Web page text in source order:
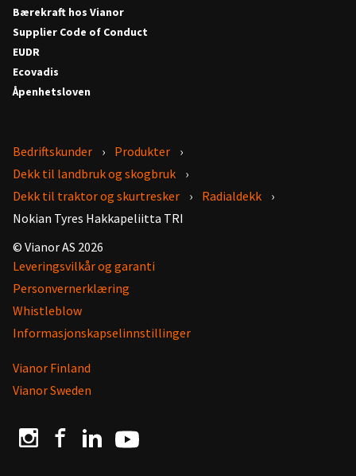
Bærekraft hos Vianor
Supplier Code of Conduct
EUDR
Ecovadis
Åpenhetsloven
Bedriftskunder
Produkter
Dekk til landbruk og skogbruk
Dekk til traktor og skurtresker
Radialdekk
Nokian Tyres Hakkapeliitta TRI
© Vianor AS 2026
Leveringsvilkår og garanti
Personvernerklæring
Whistleblow
Informasjonskapselinnstillinger
Vianor Finland
Vianor Sweden